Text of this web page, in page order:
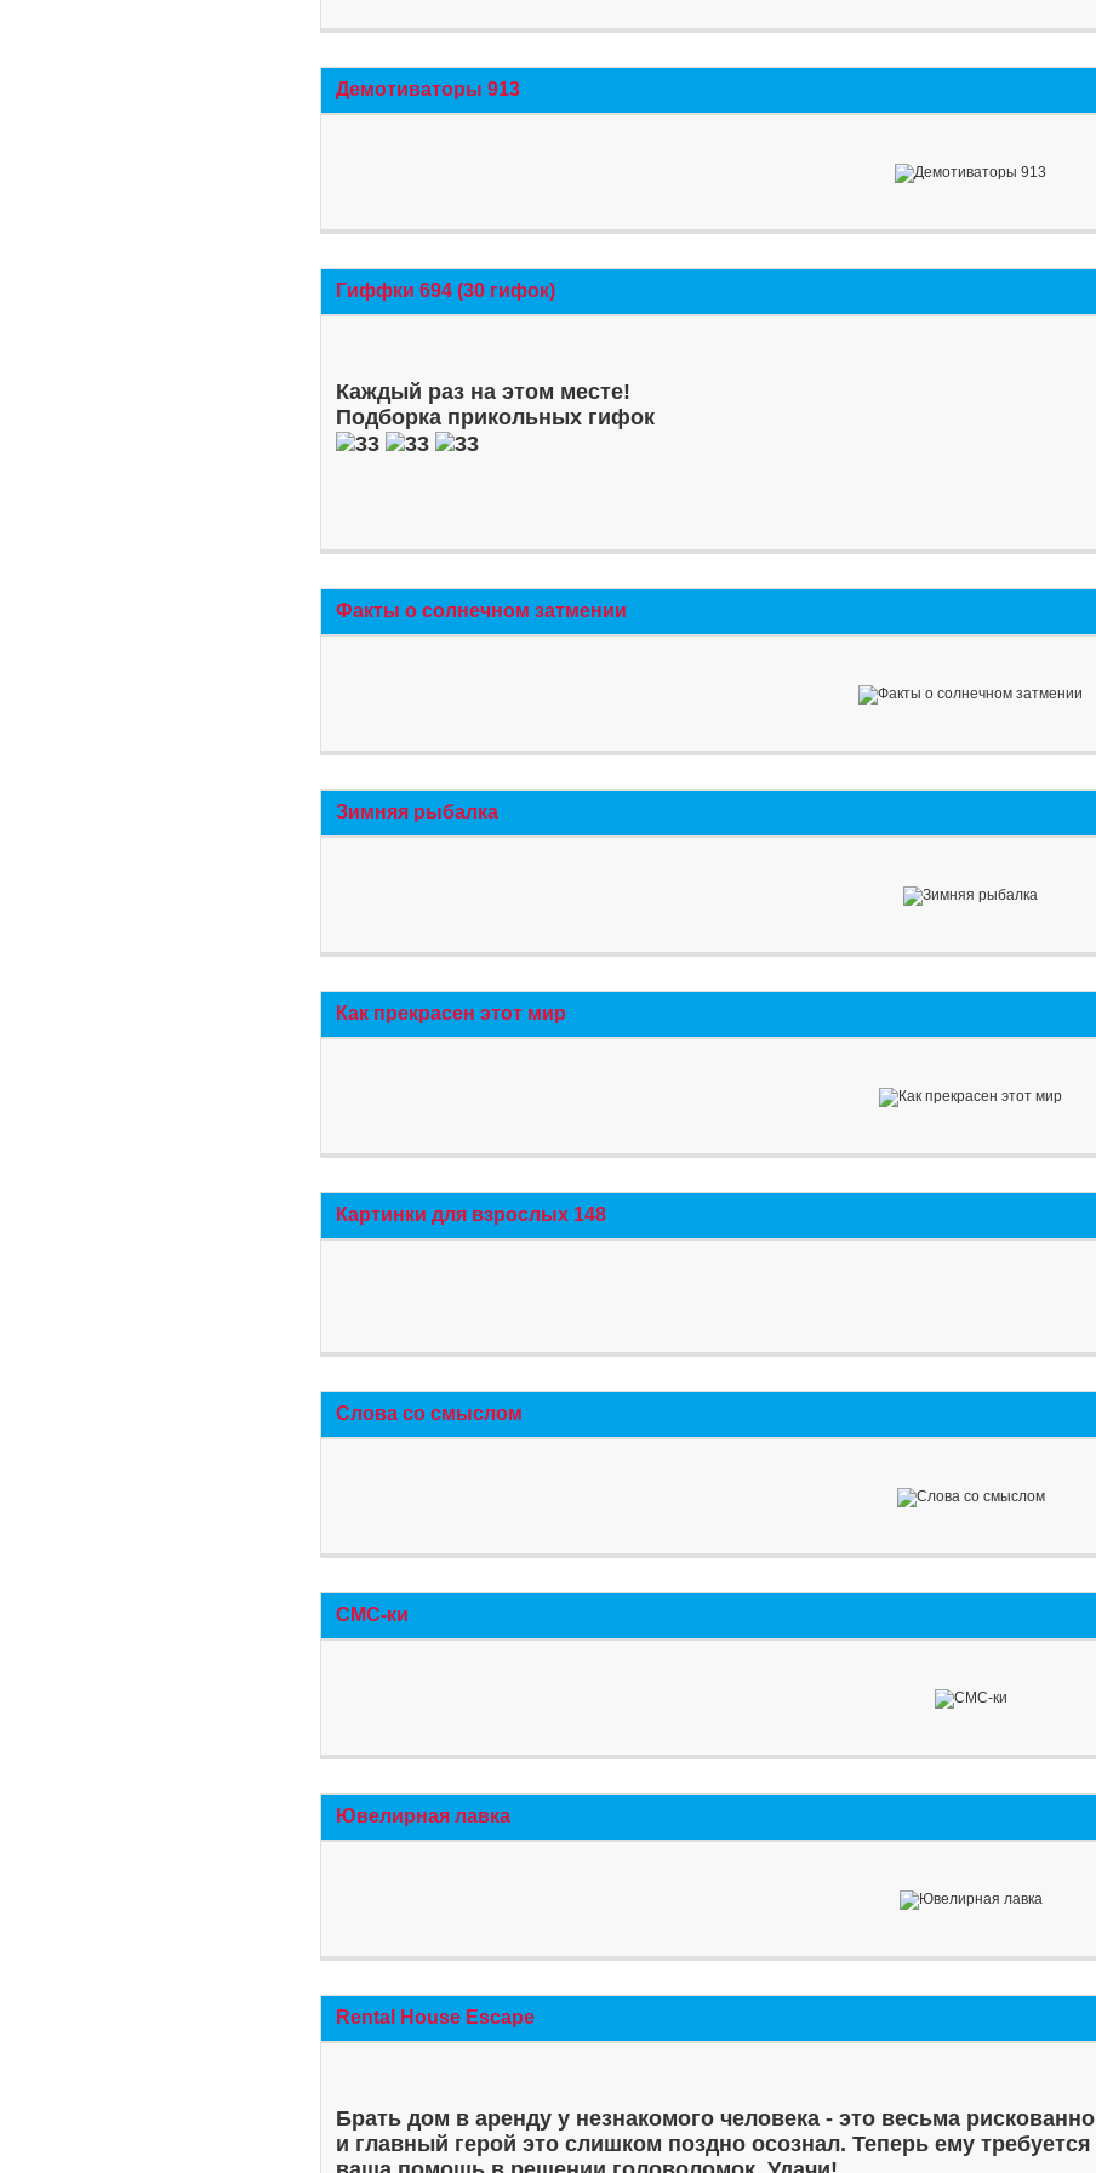
Демотиваторы 913
Гиффки 694 (30 гифок)
Каждый раз на этом месте!
Подборка прикольных гифок
Факты о солнечном затмении
Зимняя рыбалка
Как прекрасен этот мир
Картинки для взрослых 148
Слова со смыслом
СМС-ки
Ювелирная лавка
Rental House Escape
Брать дом в аренду у незнакомого человека - это весьма рискованно
и главный герой это слишком поздно осознал. Теперь ему требуется